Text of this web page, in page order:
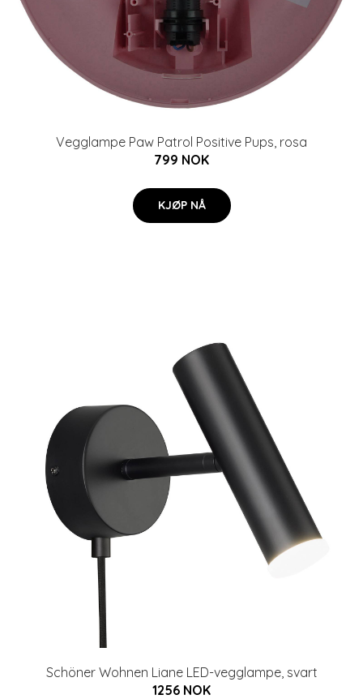
Vegglampe Paw Patrol Positive Pups, rosa
799 NOK
KJØP NÅ
Schöner Wohnen Liane LED-vegglampe, svart
1256 NOK